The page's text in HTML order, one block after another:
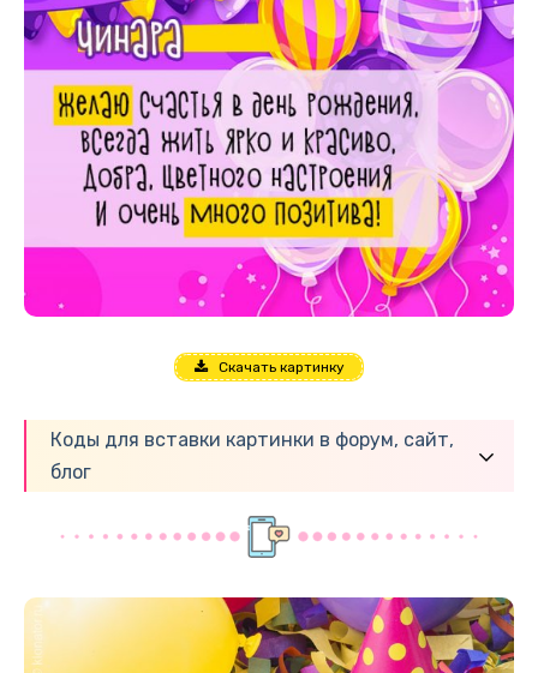
Скачать картинку
Коды для вставки картинки в форум, сайт,
блог